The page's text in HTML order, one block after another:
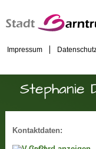
Impressum
Stephanie
Kontaktdaten: